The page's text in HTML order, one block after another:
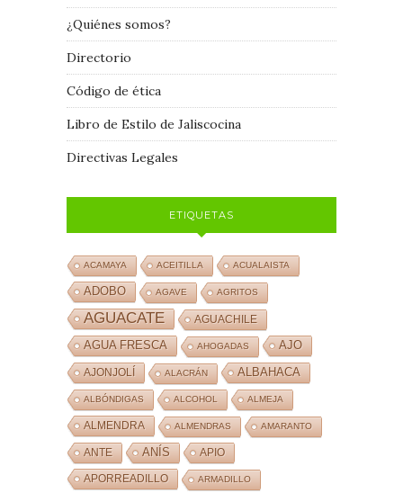
¿Quiénes somos?
Directorio
Código de ética
Libro de Estilo de Jaliscocina
Directivas Legales
ETIQUETAS
ACAMAYA ACEITILLA ACUALAISTA
ADOBO AGAVE AGRITOS
AGUACATE AGUACHILE
AGUA FRESCA AHOGADAS AJO
AJONJOLÍ ALACRÁN ALBAHACA
ALBÓNDIGAS ALCOHOL ALMEJA
ALMENDRA ALMENDRAS AMARANTO
ANTE ANÍS APIO
APORREADILLO ARMADILLO